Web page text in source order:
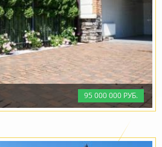
95000000 РУБ.